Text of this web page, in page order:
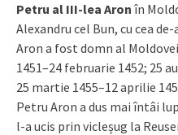
Petru al III-lea Aron în
Alexandru cel Bun, cu cea
Aron a fost domn al
1451–24 februarie 1452; 25
25 martie 1455–12 aprilie
Petru Aron a dus mai întâi
l-a ucis prin vicleșug la